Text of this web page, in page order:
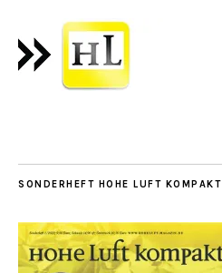
SONDERHEFT HOHE LUFT KOMPAKT